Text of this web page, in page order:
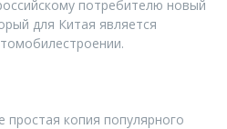
потребителю новый
для Китая является
простая копия популярного